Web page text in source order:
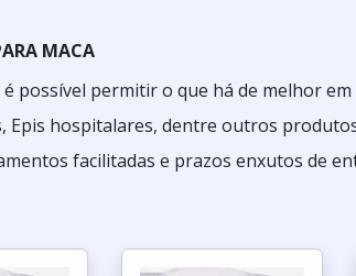
MACA
possível permitir o que há de melhor em
Epis hospitalares, dentre outros
facilitadas e prazos enxutos de